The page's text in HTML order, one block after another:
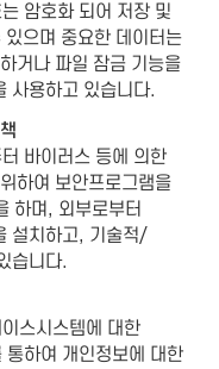
암호화 되어 저장 및
으며 중요한 데이터는
거나 파일 잠금 기능을
사용하고 있습니다.
바이러스 등에 의한
하여 보안프로그램을
하며, 외부로부터
설치하고, 기술적/
습니다.
스시스템에 대한
하여 개인정보에 대한